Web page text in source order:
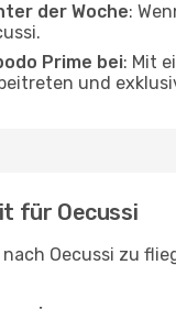
der Woche:
Prime bei: Mit
und
für Oecussi
Oecussi zu